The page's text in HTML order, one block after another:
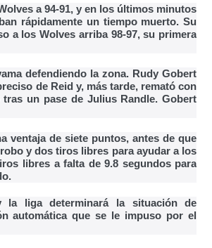
a 94-91, y en los últimos minutos
rápidamente un tiempo muerto. Su
a los Wolves arriba 98-97, su primera
defendiendo la zona. Rudy Gobert
de Reid y, más tarde, remató con
un pase de Julius Randle. Gobert
ventaja de siete puntos, antes de que
y dos tiros libres para ayudar a los
libres a falta de 9.8 segundos para
liga determinará la situación de
automática que se le impuso por el